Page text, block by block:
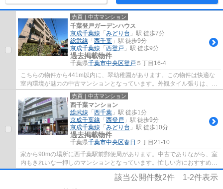
売買｜中古マンション
千葉登戸ガーデンハウス
京成千葉線 「 みどり台 」駅 徒歩7分
総武線 「 西千葉 」駅 徒歩9分
京成千葉線 「 西登戸 」駅 徒歩9分
過去掲載物件
千葉県千葉市中央区登戸 ５丁目16-4
こちらの物件から441m以内に、翠幼稚園があります。この物件は快適な
室内環境が魅力の中古マンションとなっています。外観タイル張りは、長
期にわたってメンテナンスが必要ありません...
売買｜中古マンション
西千葉マンション
総武線 「 西千葉 」駅 徒歩1分
京成千葉線 「 西登戸 」駅 徒歩9分
京成千葉線 「 みどり台 」駅 徒歩10分
過去掲載物件
千葉県千葉市中央区春日 ２丁目21-10
家から90mの場所に西千葉駅前郵便局があります。中古でありながら、室
内もきれいな一押しのマンションとなっています。忙しい方におすすめ
の、駅徒歩1分の物件です。御身体の不自由な...
該当公開件数2件 1-2件表示